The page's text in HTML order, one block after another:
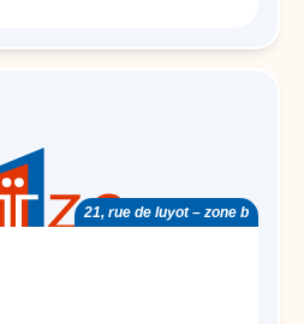
21, rue de luyot – zone b